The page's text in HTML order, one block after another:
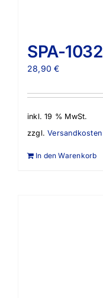
SPA-1032
28,90€
inkl. 19 % MwSt.
zzgl.Versandkosten
In den Warenkorb